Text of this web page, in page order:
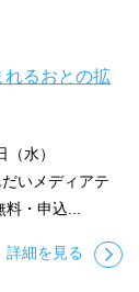
れるおとの拡
水）
いメディアテ
料・申込...
詳細を見る